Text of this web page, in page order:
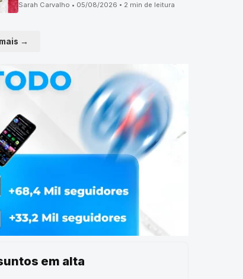
Sarah Carvalho • 05/08/2026 • 2 min de leitura
→
em alta